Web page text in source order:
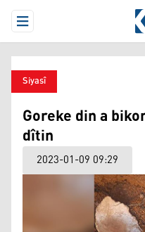
Open Menu
Siyasî
Goreke din a
dîtin
2023-01-09 09:29